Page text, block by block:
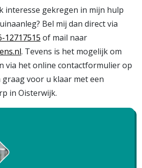
interesse gekregen in mijn hulp
Bel mij dan direct via
12717515 of mail naar
. Tevens is het mogelijk om
via het online contactformulier op
voor u klaar met een
in Oisterwijk.